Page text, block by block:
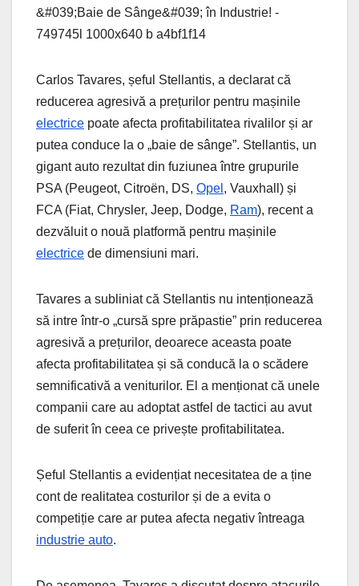
Carlos Tavares, șeful Stellantis, a declarat că
reducerea agresivă a prețurilor pentru mașinile
electrice poate afecta profitabilitatea rivalilor și ar
putea conduce la o „baie de sânge”. Stellantis, un
gigant auto rezultat din fuziunea între grupurile
PSA (Peugeot, Citroën, DS, Opel , Vauxhall) și
FCA (Fiat, Chrysler, Jeep, Dodge, Ram), recent a
dezvăluit o nouă platformă pentru mașinile
electrice de dimensiuni mari.
Tavares a subliniat că Stellantis nu intenționează
să intre într-o „cursă spre prăpastie” prin reducerea
agresivă a prețurilor, deoarece aceasta poate
afecta profitabilitatea și să conducă la o scădere
semnificativă a veniturilor. El a menționat că unele
companii care au adoptat astfel de tactici au avut
de suferit în ceea ce privește profitabilitatea.
Șeful Stellantis a evidențiat necesitatea de a ține
cont de realitatea costurilor și de a evita o
competiție care ar putea afecta negativ întreaga
industrie auto.